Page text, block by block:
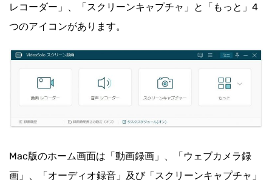
レコーダー」、「スクリーンキャプチャ」と「もっと」4
つのアイコンがあります。
Mac版のホーム画面は「動画録画」、「ウェブカメラ録
画」、「オーディオ録音」及び「スクリーンキャプチャ」